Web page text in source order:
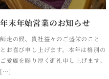
年末年始営業のお知らせ
師走の候、貴社益々のご盛栄のこと
とお喜び申し上げます。本年は格別の
ご愛顧を賜り厚く御礼申し上げます。
[…]